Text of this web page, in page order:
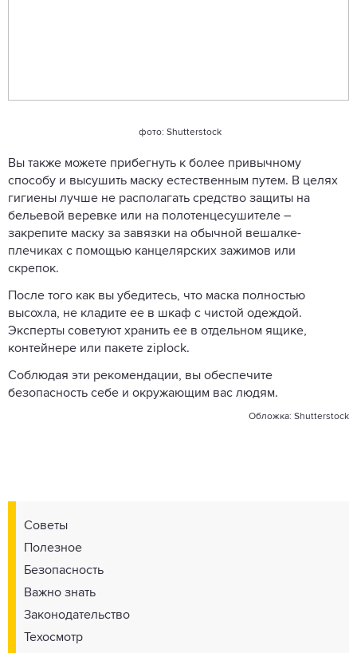
фото: Shutterstock
Вы также можете прибегнуть к более привычному
способу и высушить маску естественным путем. В целях
гигиены лучше не располагать средство защиты на
бельевой веревке или на полотенцесушителе –
закрепите маску за завязки на обычной вешалке-
плечиках с помощью канцелярских зажимов или
скрепок.
После того как вы убедитесь, что маска полностью
высохла, не кладите ее в шкаф с чистой одеждой.
Эксперты советуют хранить ее в отдельном ящике,
контейнере или пакете ziplock.
Соблюдая эти рекомендации, вы обеспечите
безопасность себе и окружающим вас людям.
Обложка: Shutterstock
Советы
Полезное
Безопасность
Важно знать
Законодательство
Техосмотр